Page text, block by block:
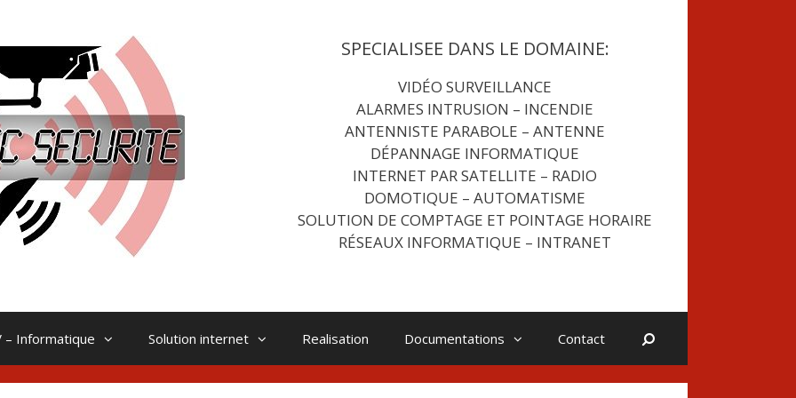
SPECIALISEE DANS LE DOMAINE:
VIDÉO SURVEILLANCE
ALARMES INTRUSION – INCENDIE
ANTENNISTE PARABOLE – ANTENNE
DÉPANNAGE INFORMATIQUE
INTERNET PAR SATELLITE – RADIO
DOMOTIQUE – AUTOMATISME
SOLUTION DE COMPTAGE ET POINTAGE HORAIRE
RÉSEAUX INFORMATIQUE – INTRANET
– Informatique Solution internet Realisation Documentations Contact